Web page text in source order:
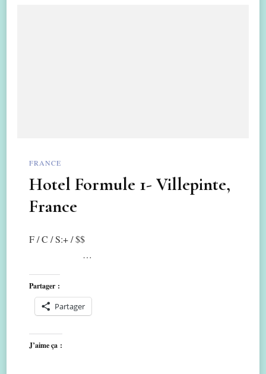
FRANCE
Hotel Formule 1- Villepinte,
France
F / C / S:+ / $$
…
Partager :
Partager
J’aime ça :